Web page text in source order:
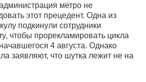
метро не
этот прецедент. Одна из
подкинули сотрудники
чтобы прорекламировать цикла
4 августа. Однако
заявляют, что шутка лежит не на